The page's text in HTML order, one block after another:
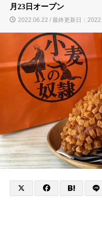
月23日オープン
2022.06.22 / 最終更新日：